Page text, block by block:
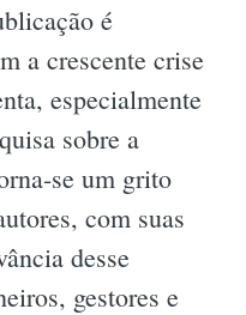
é
a crescente crise
especialmente
sobre a
se um grito
com suas
desse
gestores e